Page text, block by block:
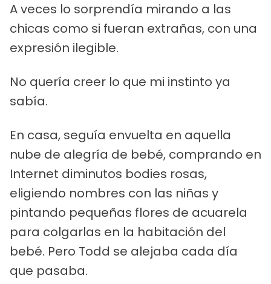
A veces lo sorprendía mirando a las
chicas como si fueran extrañas, con una
expresión ilegible.
No quería creer lo que mi instinto ya
sabía.
En casa, seguía envuelta en aquella
nube de alegría de bebé, comprando en
Internet diminutos bodies rosas,
eligiendo nombres con las niñas y
pintando pequeñas flores de acuarela
para colgarlas en la habitación del
bebé. Pero Todd se alejaba cada día
que pasaba.